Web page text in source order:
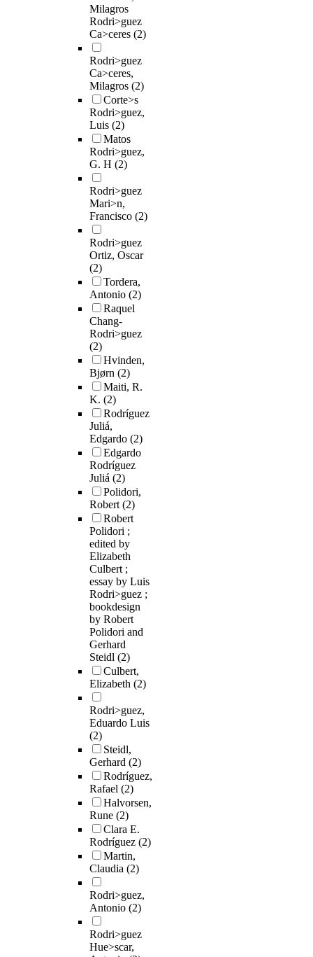
Milagros
Rodri>guez
Ca>ceres (2)
Rodri>guez
Ca>ceres,
Milagros (2)
Corte>s
Rodri>guez,
Luis (2)
Matos
Rodri>guez,
G. H (2)
Rodri>guez
Mari>n,
Francisco (2)
Rodri>guez
Ortiz, Oscar
(2)
Tordera,
Antonio (2)
Raquel
Chang-
Rodri>guez
(2)
Hvinden,
Bjørn (2)
Maiti, R.
K. (2)
Rodríguez
Juliá,
Edgardo (2)
Edgardo
Rodríguez
Juliá (2)
Polidori,
Robert(2)
Robert
Polidori ;
edited by
Elizabeth
Culbert ;
essay by Luis
Rodri>guez ;
bookdesign
by Robert
Polidori and
Gerhard
Steidl (2)
Culbert,
Elizabeth (2)
Rodri>guez,
Eduardo Luis
(2)
Steidl,
Gerhard (2)
Rodríguez,
Rafael (2)
Halvorsen,
Rune (2)
Clara E.
Rodríguez (2)
Martin,
Claudia (2)
Rodri>guez,
Antonio (2)
Rodri>guez
Hue>scar,